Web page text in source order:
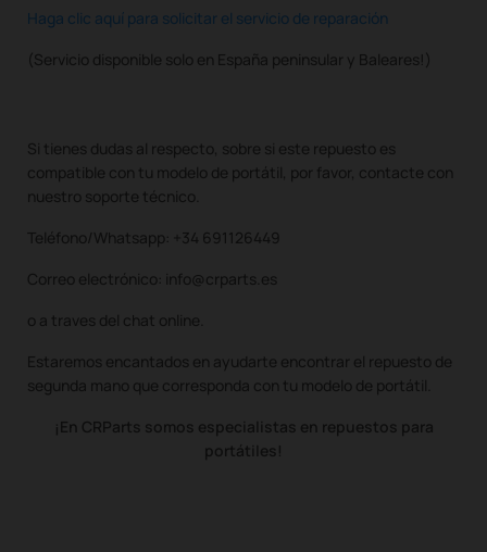
Haga clic aquí para solicitar el servicio de reparación
(Servicio disponible solo en España peninsular y Baleares!)
Si tienes dudas al respecto, sobre si este repuesto es
compatible con tu modelo de portátil, por favor, contacte con
nuestro soporte técnico.
Teléfono/Whatsapp: +34 691126449
Correo electrónico: info@crparts.es
o a traves del chat online.
Estaremos encantados en ayudarte encontrar el repuesto de
segunda mano que corresponda con tu modelo de portátil.
¡En CRParts somos especialistas en repuestos para
portátiles!